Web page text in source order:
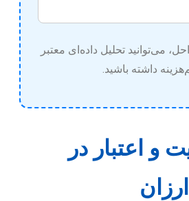
می‌توانید تحلیل داده‌ای معتبر
داشته باشید.
و اعتبار در